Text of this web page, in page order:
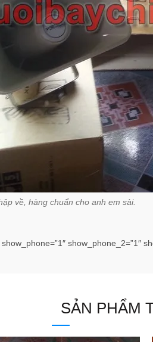
về, hàng chuẩn cho anh em sài.
show_phone_2=”1″
SẢN PHẨM